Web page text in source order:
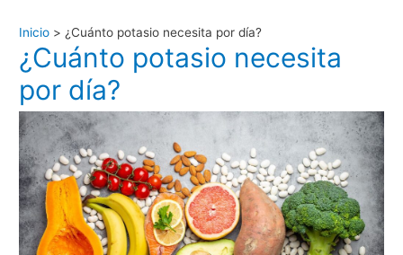
Inicio ¿Cuánto potasio necesita por día?
¿Cuánto potasio necesita
por día?